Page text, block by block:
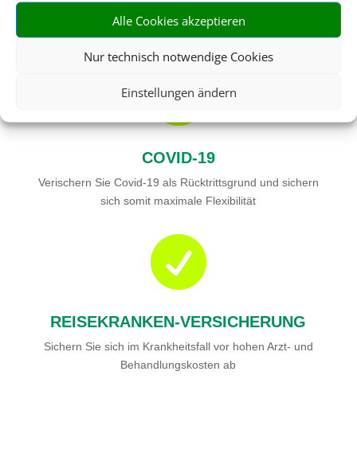
Alle Cookies akzeptieren
Nur technisch notwendige Cookies
Einstellungen ändern
Sichern Sie Ihr Gepäck auch über den Standardwert der
Fluggesellschaften hinaus ab

COVID-19
Verischern Sie Covid-19 als Rücktrittsgrund und sichern
sich somit maximale Flexibilität

REISEKRANKEN-VERSICHERUNG
Sichern Sie sich im Krankheitsfall vor hohen Arzt- und
Behandlungskosten ab